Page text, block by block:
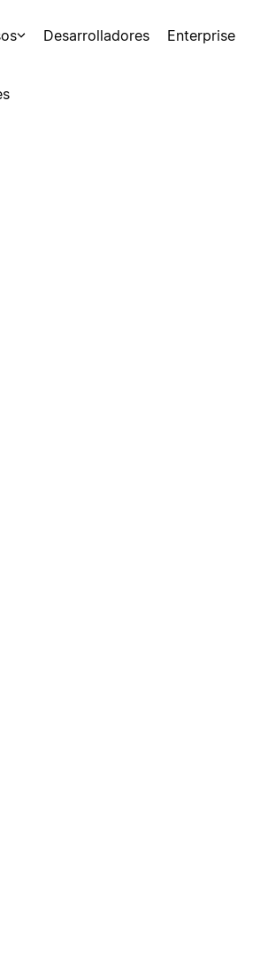
Desarrolladores Enterprise